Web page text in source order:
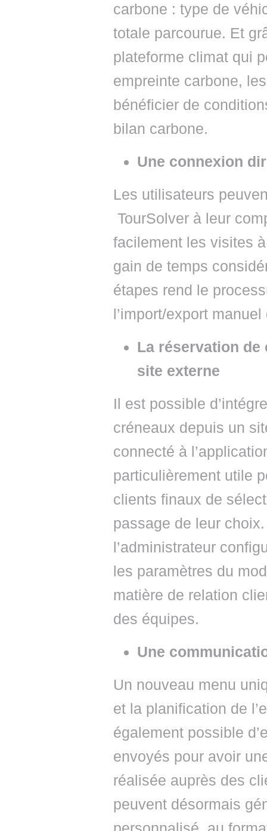
carbone : type de
totale parcourue. Et
plateforme climat qui
empreinte carbone,
bénéficier de
bilan carbone.
Une connexion
Les utilisateurs
TourSolver à leur
facilement les visites
gain de temps
étapes rend le
l’import/export
La réservation
site externe
Il est possible
créneaux depuis un
connecté à
particulièrement utile
clients finaux de
passage de leur
l’administrateur
les paramètres du
matière de relation
des équipes.
Une
Un nouveau menu
et la planification de
également possible
envoyés pour avoir
réalisée auprès des
peuvent désormais